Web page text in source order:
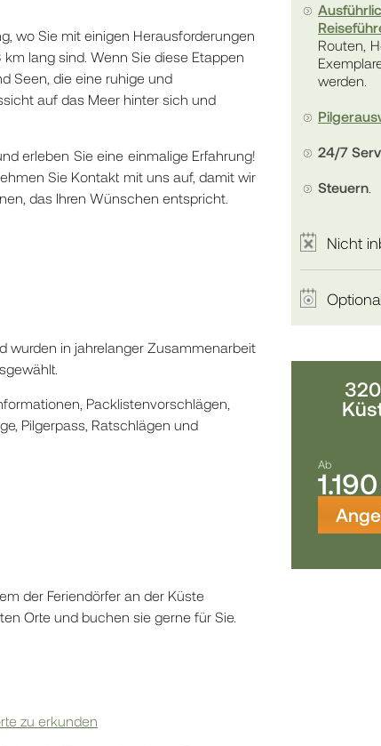
wo Sie mit einigen Herausforderungen
lang sind. Wenn Sie diese Etappen
Seen, die eine ruhige und
auf das Meer hinter sich und
erleben Sie eine einmalige Erfahrung!
Sie Kontakt mit uns auf, damit wir
das Ihren Wünschen entspricht.
wurden in jahrelanger Zusammenarbeit
Packlistenvorschlägen,
Pilgerpass, Ratschlägen und
der Feriendörfer an der Küste
Orte und buchen sie gerne für Sie.
zu erkunden
Routen,
werden.
24/7
Steuern
Nicht
Optional
Ab
1.190